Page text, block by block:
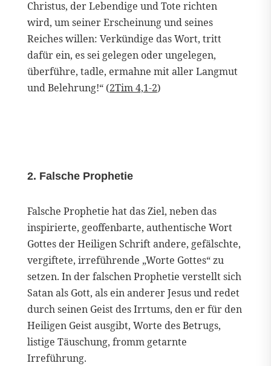
Christus, der Lebendige und Tote richten
wird, um seiner Erscheinung und seines
Reiches willen: Verkündige das Wort, tritt
dafür ein, es sei gelegen oder ungelegen,
überführe, tadle, ermahne mit aller Langmut
und Belehrung!“ (2Tim 4,1-2)
2. Falsche Prophetie
Falsche Prophetie hat das Ziel, neben das
inspirierte, geoffenbarte, authentische Wort
Gottes der Heiligen Schrift andere, gefälschte,
vergiftete, irreführende „Worte Gottes“ zu
setzen. In der falschen Prophetie verstellt sich
Satan als Gott, als ein anderer Jesus und redet
durch seinen Geist des Irrtums, den er für den
Heiligen Geist ausgibt, Worte des Betrugs,
listige Täuschung, fromm getarnte
Irreführung.